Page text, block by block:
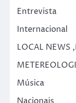
Entrevista
Internacional
LOCAL NEWS
Música